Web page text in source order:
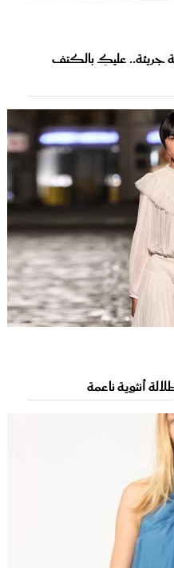
جريئة.. عليكِ بالكتف
أنثوية ناعمة